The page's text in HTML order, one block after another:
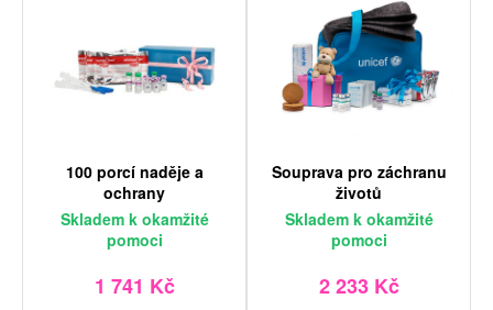
100 porcí naděje a
ochrany
Skladem k okamžité
pomoci
1 741 Kč
Souprava pro záchranu
životů
Skladem k okamžité
pomoci
2 233 Kč